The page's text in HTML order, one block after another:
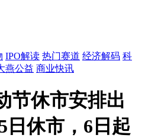
IPO解读 热门赛道 经济解码 科
燕公益 商业快讯
节休市安排出
日休市，6日起